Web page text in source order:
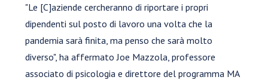
"Le [C]aziende cercheranno di riportare i propri
dipendenti sul posto di lavoro una volta che la
pandemia sarà finita, ma penso che sarà molto
diverso", ha affermato Joe Mazzola, professore
associato di psicologia e direttore del programma MA